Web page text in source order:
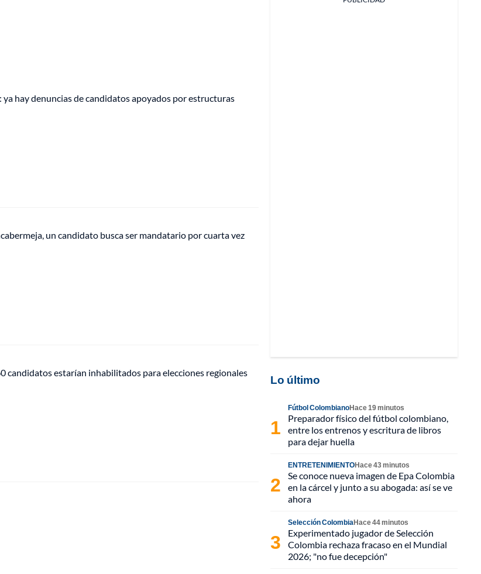
ya hay denuncias de candidatos apoyados por estructuras
un candidato busca ser mandatario por cuarta vez
candidatos estarían inhabilitados para elecciones regionales
Lo último
Fútbol ColombianoHace 19 minutos
Preparador físico del fútbol colombiano,
entre los entrenos y escritura de libros
para dejar huella
ENTRETENIMIENTOHace 43 minutos
Se conoce nueva imagen de Epa Colombia
en la cárcel y junto a su abogada: así se ve
ahora
Selección ColombiaHace 44 minutos
Experimentado jugador de Selección
Colombia rechaza fracaso en el Mundial
2026; "no fue decepción"